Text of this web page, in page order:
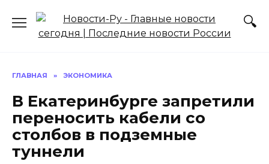
содержанию
ГЛАВНАЯ » ЭКОНОМИКА
В Екатеринбурге запретили
переносить кабели со
столбов в подземные
туннели